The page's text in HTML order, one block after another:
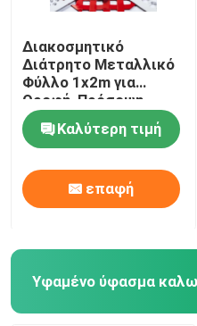
Διακοσμητικό
Διάτρητο Μεταλλικό
Φύλλο 1x2m για
Οροφή, Πρόσοψη,
Διαχωριστικό
Καλύτερη τιμή
επαφή
Υφαμένο ύφασμα